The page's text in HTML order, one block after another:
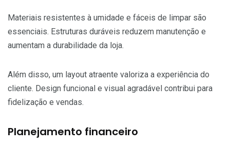
Materiais resistentes à umidade e fáceis de limpar são
essenciais. Estruturas duráveis reduzem manutenção e
aumentam a durabilidade da loja.
Além disso, um layout atraente valoriza a experiência do
cliente. Design funcional e visual agradável contribui para
fidelização e vendas.
Planejamento financeiro